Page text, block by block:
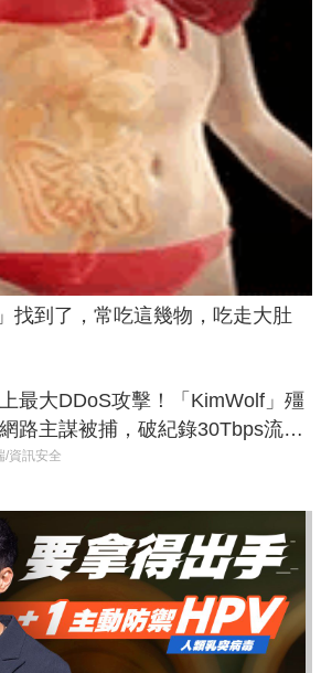
找到了，常吃這幾物，吃走大肚
最大DDoS攻擊！「KimWolf」殭
路主謀被捕，破紀錄30Tbps流量
全球！
/資訊安全